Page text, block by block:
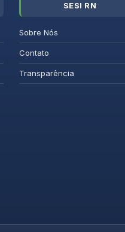
SESI RN
Sobre Nós
Contato
Transparência